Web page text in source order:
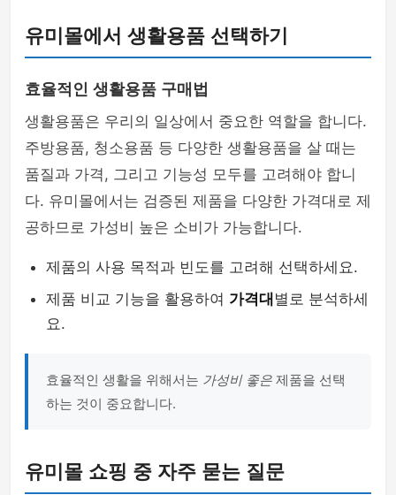
유미몰에서 생활용품 선택하기
효율적인 생활용품 구매법
생활용품은 우리의 일상에서 중요한 역할을 합니다.
주방용품, 청소용품 등 다양한 생활용품을 살 때는
품질과 가격, 그리고 기능성 모두를 고려해야 합니
다. 유미몰에서는 검증된 제품을 다양한 가격대로 제
공하므로 가성비 높은 소비가 가능합니다.
제품의 사용 목적과 빈도를 고려해 선택하세요.
제품 비교 기능을 활용하여 가격대 별로 분석하세
요.
효율적인 생활을 위해서는 가성비 좋은 제품을 선택
하는 것이 중요합니다.
유미몰 쇼핑 중 자주 묻는 질문